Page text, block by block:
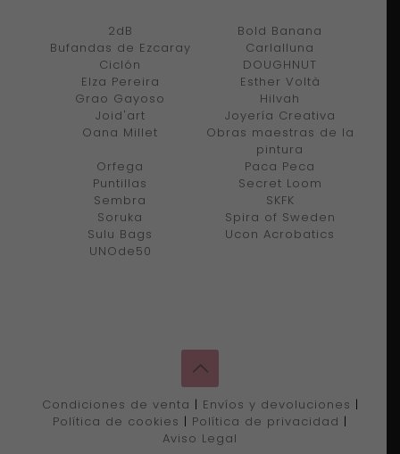
2dB
Bold Banana
Bufandas de Ezcaray
Carlalluna
Ciclón
DOUGHNUT
Elza Pereira
Esther Voltà
Grao Gayoso
Hilvah
Joid'art
Joyería Creativa
Oana Millet
Obras maestras de la
pintura
Orfega
Paca Peca
Puntillas
Secret Loom
Sembra
SKFK
Soruka
Spira of Sweden
Sulu Bags
Ucon Acrobatics
UNOde50
Condiciones de venta | Envíos y devoluciones |
Política de cookies | Política de privacidad |
Aviso Legal